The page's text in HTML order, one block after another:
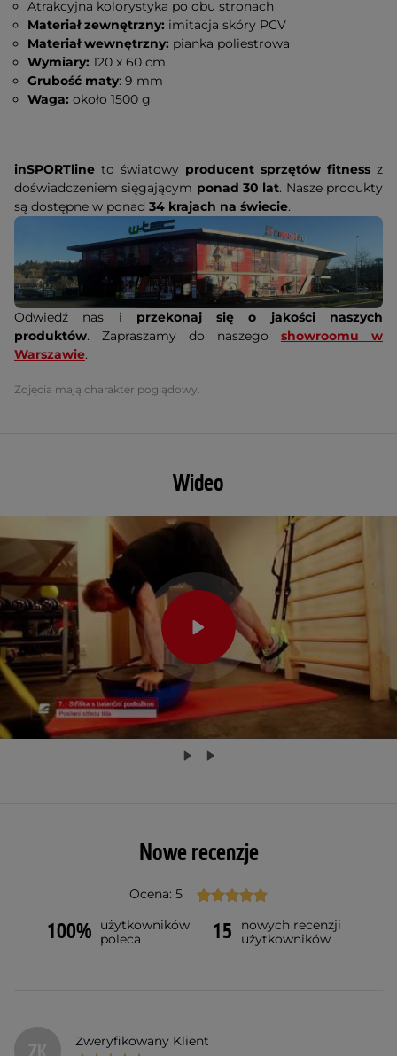
Atrakcyjna kolorystyka po obu stronach
Materiał zewnętrzny: imitacja skóry PCV
Materiał wewnętrzny: pianka poliestrowa
Wymiary: 120 x 60 cm
Grubość maty: 9 mm
Waga: około 1500 g
inSPORTline to światowy producent sprzętów fitness z
doświadczeniem sięgającym ponad 30 lat. Nasze produkty
są dostępne w ponad 34 krajach na świecie.
Odwiedź nas i przekonaj się o jakości naszych
produktów. Zapraszamy do naszego showroomu w
Warszawie.
Zdjęcia mają charakter poglądowy.
Wideo
Nowe recenzje
Ocena: 5
100%
użytkowników
poleca
15
nowych recenzji
użytkowników
Zweryfikowany Klient